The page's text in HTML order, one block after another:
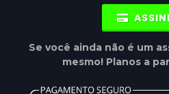
Se você ainda não é um
mesmo! Planos a